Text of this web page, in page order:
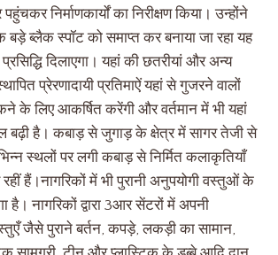
पहुंचकर निर्माणकार्यों का निरीक्षण किया। उन्होंने
ब्लैक स्पॉट को समाप्त कर बनाया जा रहा यह
दिलाएगा। यहां की छतरीयां और अन्य
प्रेरणादायी प्रतिमाऐं यहां से गुजरने वालों
के लिए आकर्षित करेंगी और वर्तमान में भी यहां
बढ़ी है। कबाड़ से जुगाड़ के क्षेत्र में सागर तेजी से
स्थलों पर लगी कबाड़ से निर्मित कलाकृतियाँ
हैं।नागरिकों में भी पुरानी अनुपयोगी वस्तुओं के
नागरिकों द्वारा 3आर सेंटरों में अपनी
जैसे पुराने बर्तन, कपड़े, लकड़ी का सामान,